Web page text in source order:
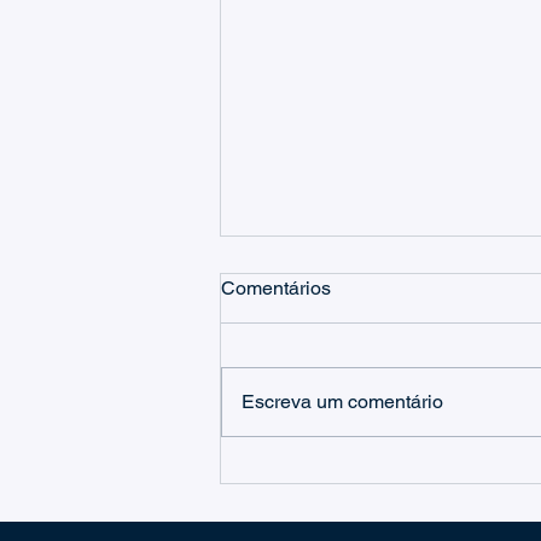
Checklist para o Microsoft
Comentários
Escreva um comentário